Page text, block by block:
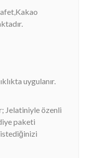
uygulanır.
Jelatiniyle özenli
paketi